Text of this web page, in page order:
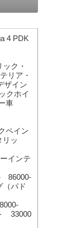
4 PDK
ク・
リア・
ザイン
クホイ
車
ペイン
リッ
インテ
) 86000-
（パド
33000